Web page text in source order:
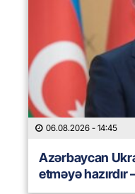
06.08.2026 - 14:45
Azərbaycan
etməyə